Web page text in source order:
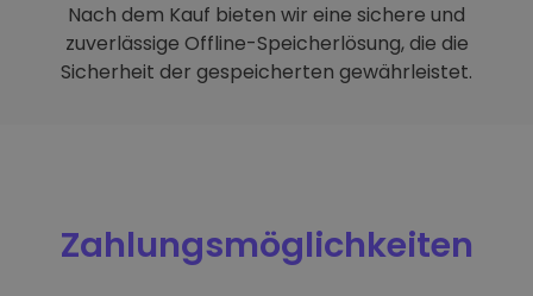
Nach dem Kauf bieten wir eine sichere und
zuverlässige Offline-Speicherlösung, die die
Sicherheit der gespeicherten gewährleistet.
Zahlungsmöglichkeiten